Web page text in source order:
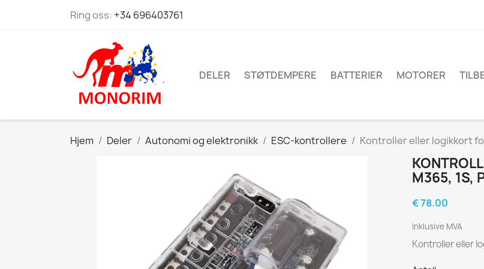
Ring oss: +34 696403761
DELER STØTDEMPERE BATTERIER MOTORER
Hjem Deler Autonomi og elektronikk ESC-kontrollere Kontroller eller logikkort
M365, 1S,
€ 78.00
Inklusive MVA
Kontroller eller